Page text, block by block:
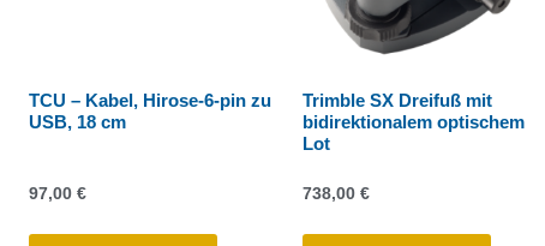
TCU – Kabel, Hirose-6-pin zu
USB, 18 cm
97,00 €
Trimble SX Dreifuß mit
bidirektionalem optischem
Lot
738,00 €